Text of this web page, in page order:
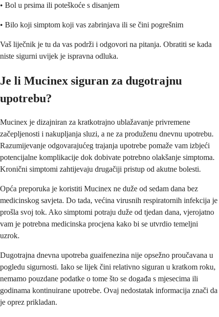
• Bol u prsima ili poteškoće s disanjem
• Bilo koji simptom koji vas zabrinjava ili se čini pogrešnim
Vaš liječnik je tu da vas podrži i odgovori na pitanja. Obratiti se kada
niste sigurni uvijek je ispravna odluka.
Je li Mucinex siguran za dugotrajnu
upotrebu?
Mucinex je dizajniran za kratkotrajno ublažavanje privremene
začepljenosti i nakupljanja sluzi, a ne za produženu dnevnu upotrebu.
Razumijevanje odgovarajućeg trajanja upotrebe pomaže vam izbjeći
potencijalne komplikacije dok dobivate potrebno olakšanje simptoma.
Kronični simptomi zahtijevaju drugačiji pristup od akutne bolesti.
Opća preporuka je koristiti Mucinex ne duže od sedam dana bez
medicinskog savjeta. Do tada, većina virusnih respiratornih infekcija je
prošla svoj tok. Ako simptomi potraju duže od tjedan dana, vjerojatno
vam je potrebna medicinska procjena kako bi se utvrdio temeljni
uzrok.
Dugotrajna dnevna upotreba guaifenezina nije opsežno proučavana u
pogledu sigurnosti. Iako se lijek čini relativno siguran u kratkom roku,
nemamo pouzdane podatke o tome što se događa s mjesecima ili
godinama kontinuirane upotrebe. Ovaj nedostatak informacija znači da
je oprez prikladan.